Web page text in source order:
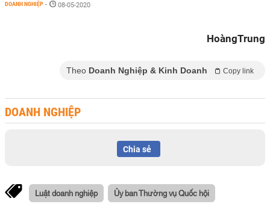
DOANH NGHIỆP - 08-05-2020
HoàngTrung
Theo Doanh Nghiệp & Kinh Doanh Copy link
DOANH NGHIỆP
Chia sẻ
Luật doanh nghiệp Ủy ban Thường vụ Quốc hội